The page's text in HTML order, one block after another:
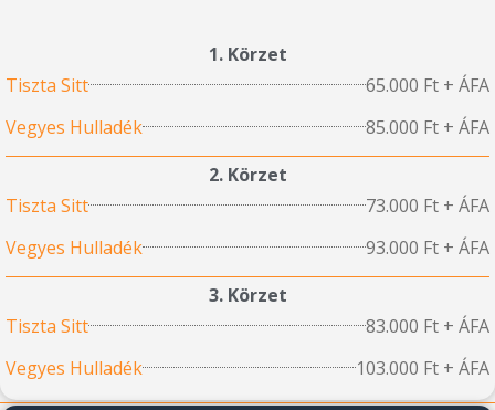
1. Körzet
Tiszta Sitt
65.000 Ft + ÁFA
Vegyes Hulladék
85.000 Ft + ÁFA
2. Körzet
Tiszta Sitt
73.000 Ft + ÁFA
Vegyes Hulladék
93.000 Ft + ÁFA
3. Körzet
Tiszta Sitt
83.000 Ft + ÁFA
Vegyes Hulladék
103.000 Ft + ÁFA